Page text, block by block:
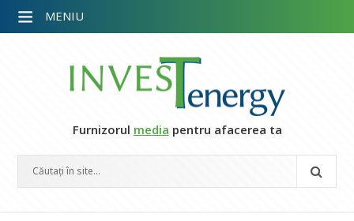
Furnizorul media pentru afacerea ta
MENIU